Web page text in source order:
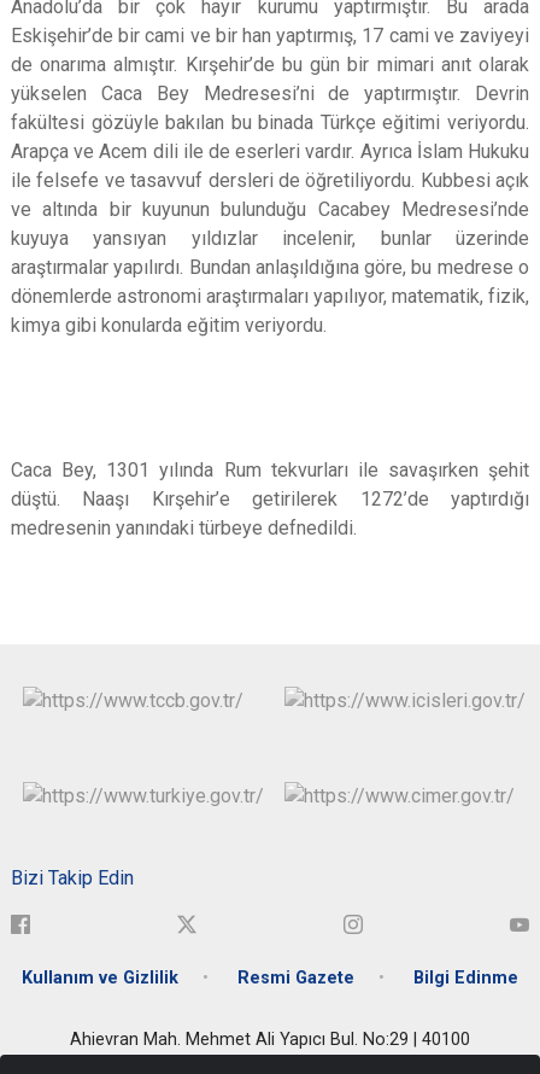
Anadolu’da bir çok hayır kurumu yaptırmıştır. Bu arada
Eskişehir’de bir cami ve bir han yaptırmış, 17 cami ve zaviyeyi
de onarıma almıştır. Kırşehir’de bu gün bir mimari anıt olarak
yükselen Caca Bey Medresesi’ni de yaptırmıştır. Devrin
fakültesi gözüyle bakılan bu binada Türkçe eğitimi veriyordu.
Arapça ve Acem dili ile de eserleri vardır. Ayrıca İslam Hukuku
ile felsefe ve tasavvuf dersleri de öğretiliyordu. Kubbesi açık
ve altında bir kuyunun bulunduğu Cacabey Medresesi’nde
kuyuya yansıyan yıldızlar incelenir, bunlar üzerinde
araştırmalar yapılırdı. Bundan anlaşıldığına göre, bu medrese o
dönemlerde astronomi araştırmaları yapılıyor, matematik, fizik,
kimya gibi konularda eğitim veriyordu.
Caca Bey, 1301 yılında Rum tekvurları ile savaşırken şehit
düştü. Naaşı Kırşehir’e getirilerek 1272’de yaptırdığı
medresenin yanındaki türbeye defnedildi.
Bizi Takip Edin
Kullanım ve Gizlilik Resmi Gazete Bilgi Edinme
Ahievran Mah. Mehmet Ali Yapıcı Bul. No:29 | 40100